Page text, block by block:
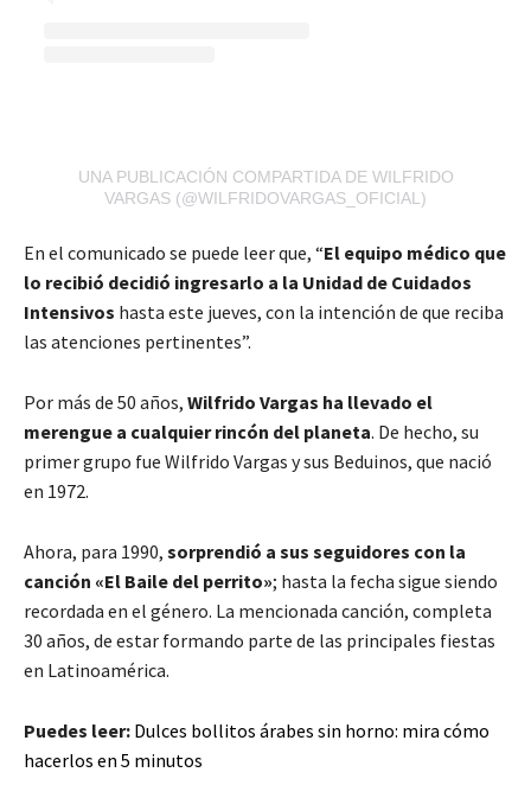
UNA PUBLICACIÓN COMPARTIDA DE WILFRIDO
VARGAS (@WILFRIDOVARGAS_OFICIAL)
En el comunicado se puede leer que, “El equipo médico que
lo recibió decidió ingresarlo a la Unidad de Cuidados
Intensivos hasta este jueves, con la intención de que reciba
las atenciones pertinentes”.
Por más de 50 años, Wilfrido Vargas ha llevado el
merengue a cualquier rincón del planeta. De hecho, su
primer grupo fue Wilfrido Vargas y sus Beduinos, que nació
en 1972.
Ahora, para 1990, sorprendió a sus seguidores con la
canción «El Baile del perrito»; hasta la fecha sigue siendo
recordada en el género. La mencionada canción, completa
30 años, de estar formando parte de las principales fiestas
en Latinoamérica.
Puedes leer: Dulces bollitos árabes sin horno: mira cómo
hacerlos en 5 minutos